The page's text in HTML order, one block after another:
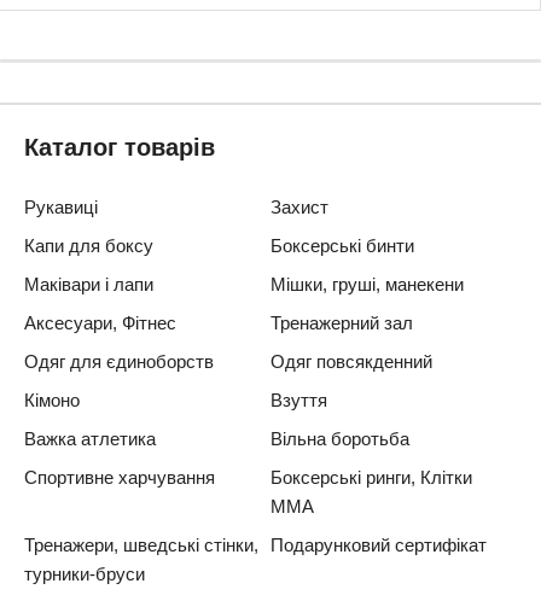
Каталог товарів
Рукавиці
Захист
Капи для боксу
Боксерські бинти
Маківари і лапи
Мішки, груші, манекени
Аксесуари, Фітнес
Тренажерний зал
Одяг для єдиноборств
Одяг повсякденний
Кімоно
Взуття
Важка атлетика
Вільна боротьба
Спортивне харчування
Боксерські ринги, Клітки
ММА
Тренажери, шведські стінки,
турники-бруси
Подарунковий сертифікат